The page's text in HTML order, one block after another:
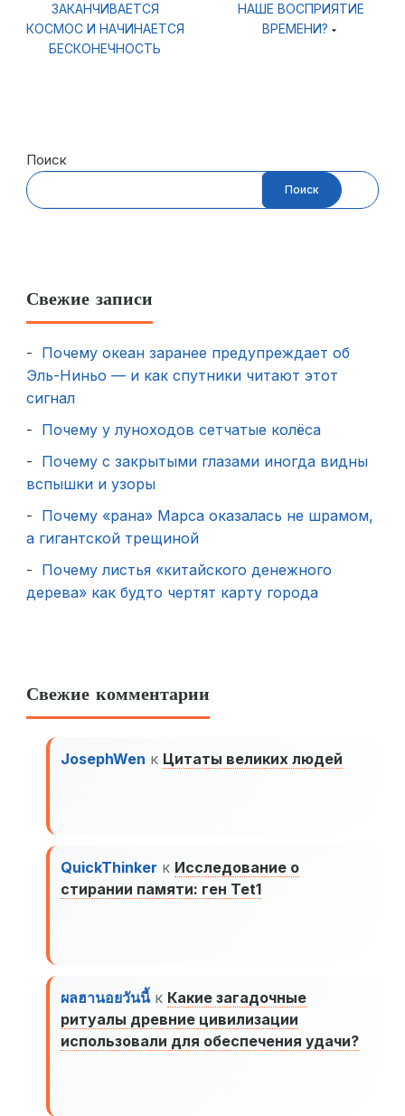
записям
ЗАКАНЧИВАЕТСЯ
КОСМОС И НАЧИНАЕТСЯ
БЕСКОНЕЧНОСТЬ
НАШЕ ВОСПРИЯТИЕ
ВРЕМЕНИ?
Поиск
Поиск
Свежие записи
Почему океан заранее предупреждает об
Эль-Ниньо — и как спутники читают этот
сигнал
Почему у луноходов сетчатые колёса
Почему с закрытыми глазами иногда видны
вспышки и узоры
Почему «рана» Марса оказалась не шрамом,
а гигантской трещиной
Почему листья «китайского денежного
дерева» как будто чертят карту города
Свежие комментарии
JosephWen к Цитаты великих людей
QuickThinker к Исследование о
стирании памяти: ген Tet1
ผลฮานอยวันนี้к Какие загадочные
ритуалы древние цивилизации
использовали для обеспечения удачи?